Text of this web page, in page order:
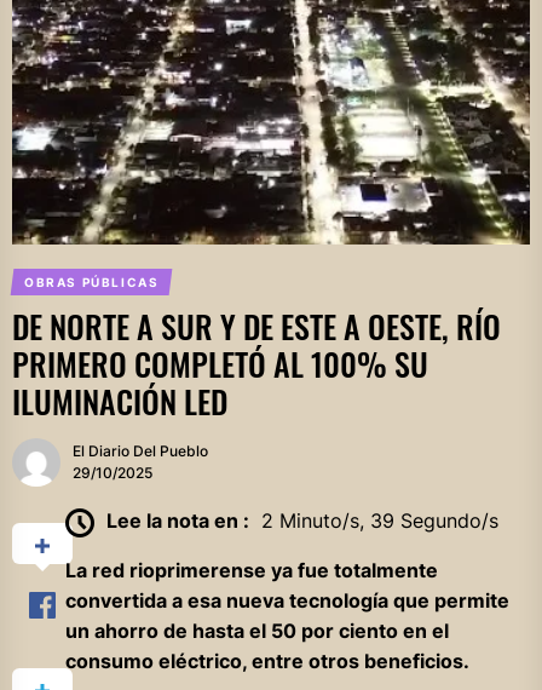
OBRAS PÚBLICAS
DE NORTE A SUR Y DE ESTE A OESTE, RÍO
PRIMERO COMPLETÓ AL 100% SU
ILUMINACIÓN LED
El Diario Del Pueblo
29/10/2025
Lee la nota en : 2 Minuto/s, 39 Segundo/s
La red rioprimerense ya fue totalmente
convertida a esa nueva tecnología que permite
un ahorro de hasta el 50 por ciento en el
consumo eléctrico, entre otros beneficios.